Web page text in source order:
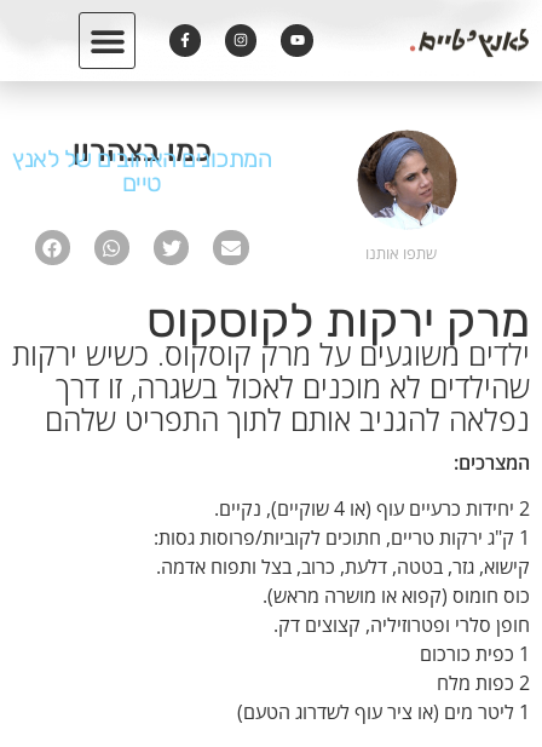
כמו בצהרון
המתכונים האהובים של לאנץ
טיים
שתפו אותנו
מרק ירקות לקוסקוס
ילדים משוגעים על מרק קוסקוס. כשיש ירקות
שהילדים לא מוכנים לאכול בשגרה, זו דרך
נפלאה להגניב אותם לתוך התפריט שלהם
המצרכים:
2 יחידות כרעיים עוף (או 4 שוקיים), נקיים.
1 ק"ג ירקות טריים, חתוכים לקוביות/פרוסות גסות:
קישוא, גזר, בטטה, דלעת, כרוב, בצל ותפוח אדמה.
כוס חומוס (קפוא או מושרה מראש).
חופן סלרי ופטרוזיליה, קצוצים דק.
1 כפית כורכום
2 כפות מלח
1 ליטר מים (או ציר עוף לשדרוג הטעם)